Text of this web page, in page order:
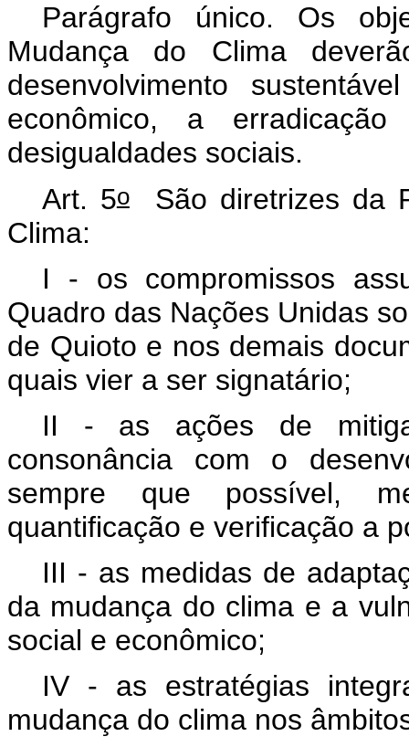
Parágrafo único. Os
Mudança do Clima
desenvolvimento
econômico, a
desigualdades sociais.
Art. 5oSão diretrizes da
Clima:
I - os compromissos
Quadro das Nações Unidas
de Quioto e nos demais
quais vier a ser signatário;
II - as ações de
consonância com o
sempre que possível,
quantificação e verificação a
III - as medidas de
da mudança do clima e a
social e econômico;
IV - as estratégias
mudança do clima nos